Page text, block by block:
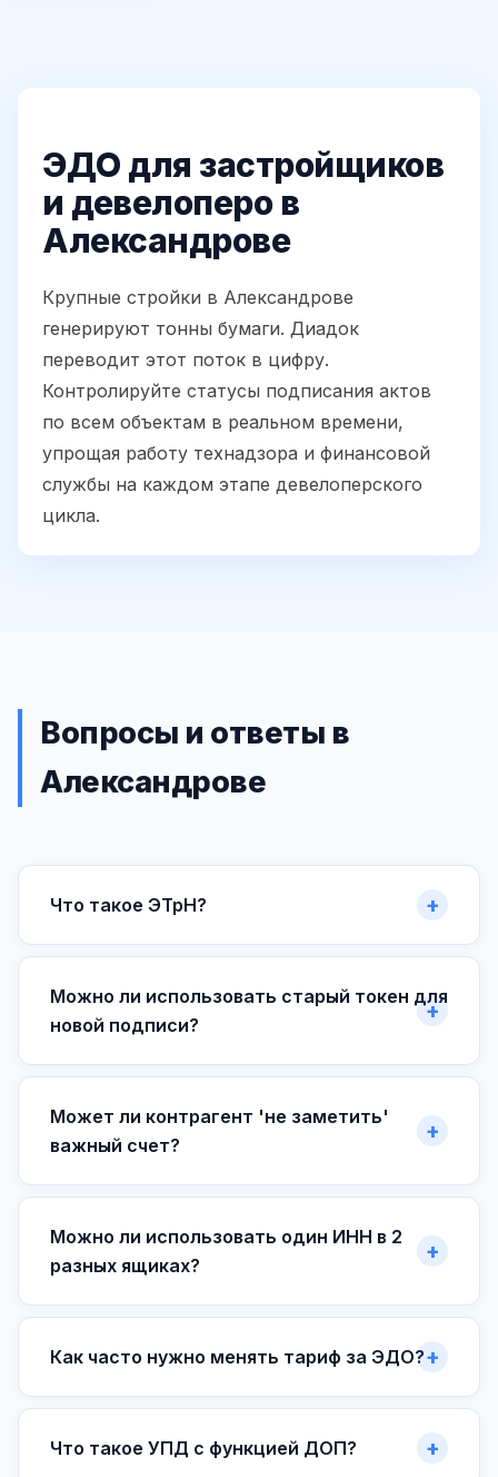
ЭДО для застройщиков
и девелоперо в
Александрове
Крупные стройки в Александрове
генерируют тонны бумаги. Диадок
переводит этот поток в цифру.
Контролируйте статусы подписания актов
по всем объектам в реальном времени,
упрощая работу технадзора и финансовой
службы на каждом этапе девелоперского
цикла.
Вопросы и ответы в
Александрове
Что такое ЭТрН?
Можно ли использовать старый токен для
новой подписи?
Может ли контрагент 'не заметить'
важный счет?
Можно ли использовать один ИНН в 2
разных ящиках?
Как часто нужно менять тариф за ЭДО?
Что такое УПД с функцией ДОП?